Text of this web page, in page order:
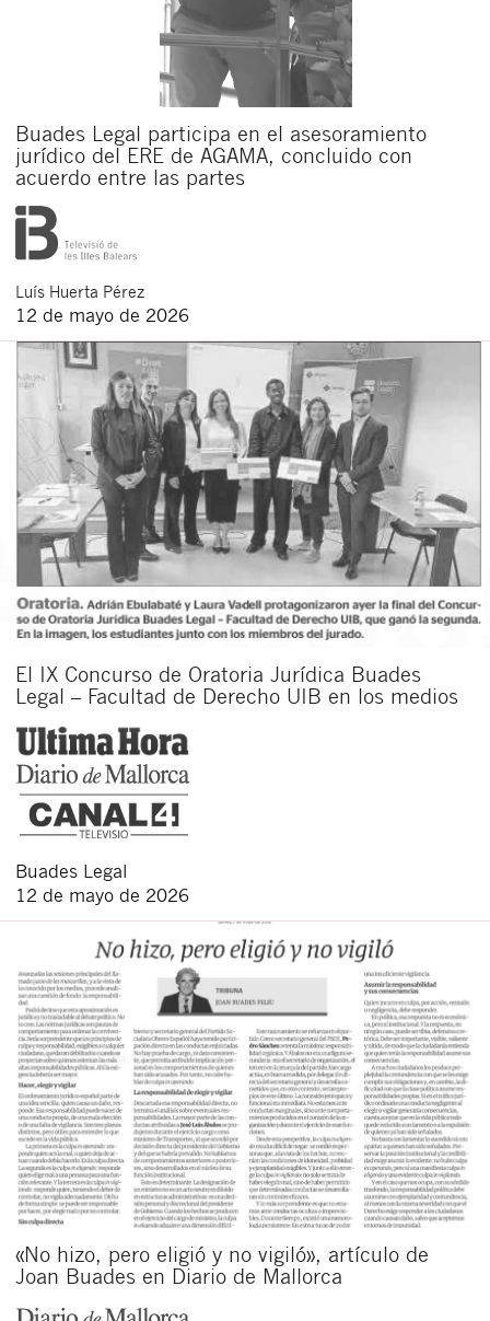
Buades Legal participa en el asesoramiento
jurídico del ERE de AGAMA, concluido con
acuerdo entre las partes
Luís Huerta Pérez
12 de mayo de 2026
El IX Concurso de Oratoria Jurídica Buades
Legal – Facultad de Derecho UIB en los medios
Buades Legal
12 de mayo de 2026
«No hizo, pero eligió y no vigiló», artículo de
Joan Buades en Diario de Mallorca